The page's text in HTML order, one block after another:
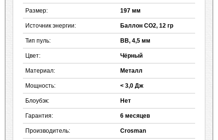
Размер: 197 мм
Источник энергии: Баллон CO2, 12 гр
Тип пуль: BB, 4,5 мм
Цвет: Чёрный
Материал: Металл
Мощность: < 3,0 Дж
Блоубэк: Нет
Гарантия: 6 месяцев
Производитель: Сrosman